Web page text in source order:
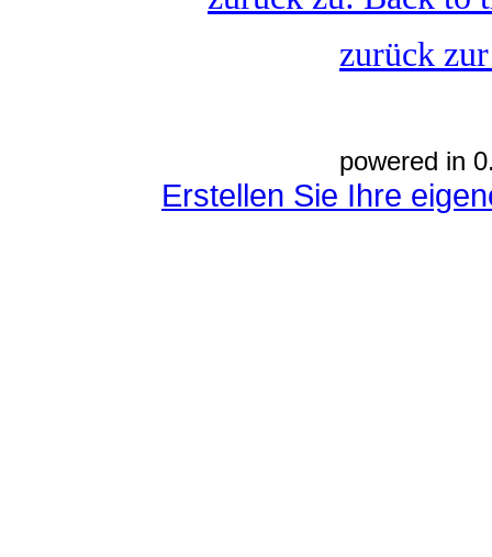
zurück
powered in
Erstellen Sie Ihre